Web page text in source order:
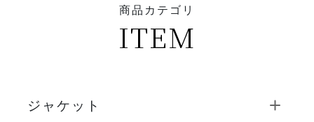
商品カテゴリ
ITEM
ジャケット